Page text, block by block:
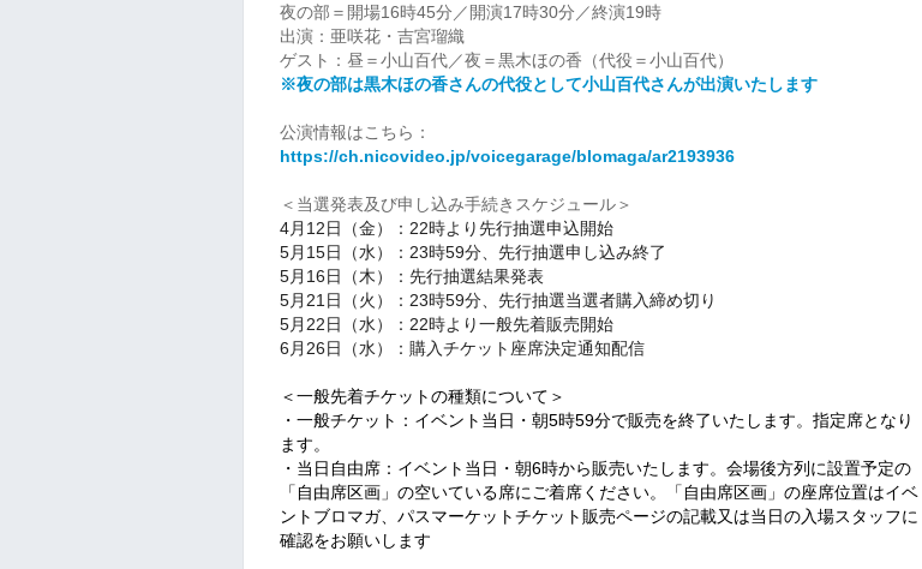
夜の部＝開場16時45分／開演17時30分／終演19時
出演：亜咲花・吉宮瑠織
ゲスト：昼＝小山百代／夜＝黒木ほの香（代役＝小山百代）
※夜の部は黒木ほの香さんの代役として小山百代さんが出演いたします
公演情報はこちら：
https://ch.nicovideo.jp/voicegarage/blomaga/ar2193936
＜当選発表及び申し込み手続きスケジュール＞
4月12日（金）：22時より先行抽選申込開始
5月15日（水）：23時59分、先行抽選申し込み終了
5月16日（木）：先行抽選結果発表
5月21日（火）：23時59分、先行抽選当選者購入締め切り
5月22日（水）：22時より一般先着販売開始
6月26日（水）：購入チケット座席決定通知配信
＜一般先着チケットの種類について＞
・一般チケット：イベント当日・朝5時59分で販売を終了いたします。指定席となり
ます。
・当日自由席：イベント当日・朝6時から販売いたします。会場後方列に設置予定の
「自由席区画」の空いている席にご着席ください。「自由席区画」の座席位置はイベ
ントブロマガ、パスマーケットチケット販売ページの記載又は当日の入場スタッフに
確認をお願いします